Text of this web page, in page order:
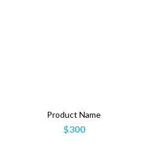
Product Name
$300